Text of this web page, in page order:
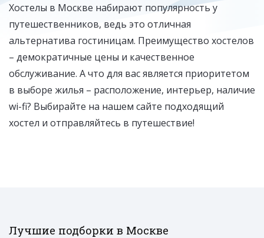
Хостелы в Москве набирают популярность у
путешественников, ведь это отличная
альтернатива гостиницам. Преимущество хостелов
– демократичные цены и качественное
обслуживание. А что для вас является приоритетом
в выборе жилья – расположение, интерьер, наличие
wi-fi? Выбирайте на нашем сайте подходящий
хостел и отправляйтесь в путешествие!
Лучшие подборки в Москве